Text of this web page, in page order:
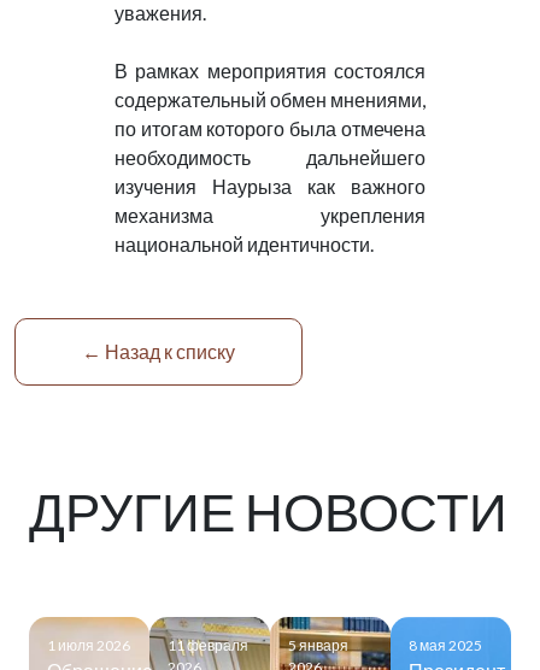
уважения.
В рамках мероприятия состоялся
содержательный обмен мнениями,
по итогам которого была отмечена
необходимость дальнейшего
изучения Наурыза как важного
механизма укрепления
национальной идентичности.
← Назад к списку
ДРУГИЕ НОВОСТИ
1 июля 2026
11 февраля
5 января
8 мая 2025